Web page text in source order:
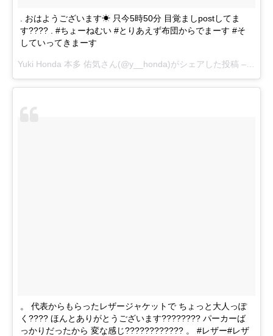
. おはようございます☀︎ 只今5時50分 目覚ましpostしてま
す???? . #ちょーねむい #とりあえず布団からでまーす #そ
していってきまーす
Yuki Honda 本多 佑気さん(@y__honda)がシェアした投稿 –
。 代表からもらったレザージャケットで ちょっと大人っぽ
く???? ほんとありがとうございます???????? パーカーば
っかりだったから 変な感じ???????????? 。 #レザー#レザ